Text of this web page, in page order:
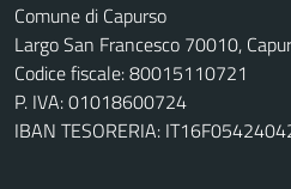
Comune di Capurso
Largo San Francesco 70010,
Codice fiscale: 80015110721
P. IVA: 01018600724
IBAN TESORERIA: